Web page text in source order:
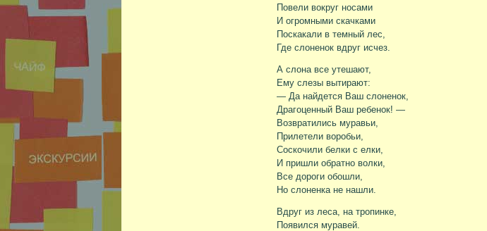
Повели вокруг носами
И огромными скачками
Поскакали в темный лес,
Где слоненок вдруг исчез.
А слона все утешают,
Ему слезы вытирают:
— Да найдется Ваш слоненок,
Драгоценный Ваш ребенок! —
Возвратились муравьи,
Прилетели воробьи,
Соскочили белки с елки,
И пришли обратно волки,
Все дороги обошли,
Но слоненка не нашли.
Вдруг из леса, на тропинке,
Появился муравей.